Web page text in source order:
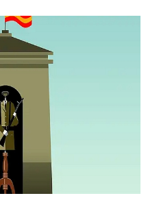
constant php - assumed
in a future version of PHP)
page-publicaciones.php